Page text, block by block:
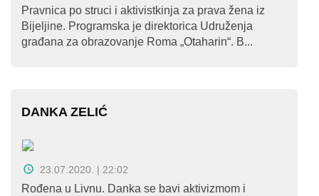
Pravnica po struci i aktivistkinja za prava žena iz
Bijeljine. Programska je direktorica Udruženja
građana za obrazovanje Roma „Otaharin“. B...
DANKA ZELIĆ
23.07.2020. | 22:02
Rođena u Livnu. Danka se bavi aktivizmom i